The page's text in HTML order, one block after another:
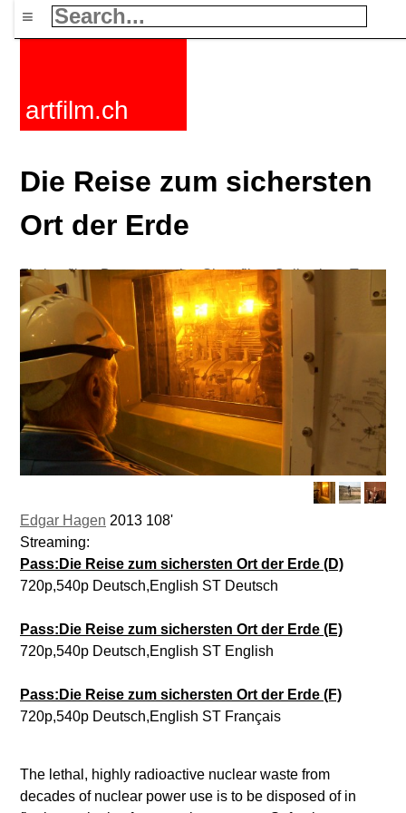
≡
artfilm.ch
Die Reise zum sichersten
Ort der Erde
Edgar Hagen 2013 108'
Streaming:
Pass:Die Reise zum sichersten Ort der Erde (D)
720p,540p Deutsch,English ST Deutsch
Pass:Die Reise zum sichersten Ort der Erde (E)
720p,540p Deutsch,English ST English
Pass:Die Reise zum sichersten Ort der Erde (F)
720p,540p Deutsch,English ST Français
The lethal, highly radioactive nuclear waste from
decades of nuclear power use is to be disposed of in
Fiction films Documentaries Short films Collections Tags
News F-Rated FAQ Contact Maillist
Cart
Terms+conditions
Buy Activate Subscription
216.73.216.170